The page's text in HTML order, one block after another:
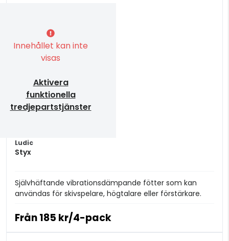
Innehållet kan inte
visas
Aktivera
funktionella
tredjepartstjänster
Ludic
Styx
Självhäftande vibrationsdämpande fötter som kan
användas för skivspelare, högtalare eller förstärkare.
Från185 kr/4-pack